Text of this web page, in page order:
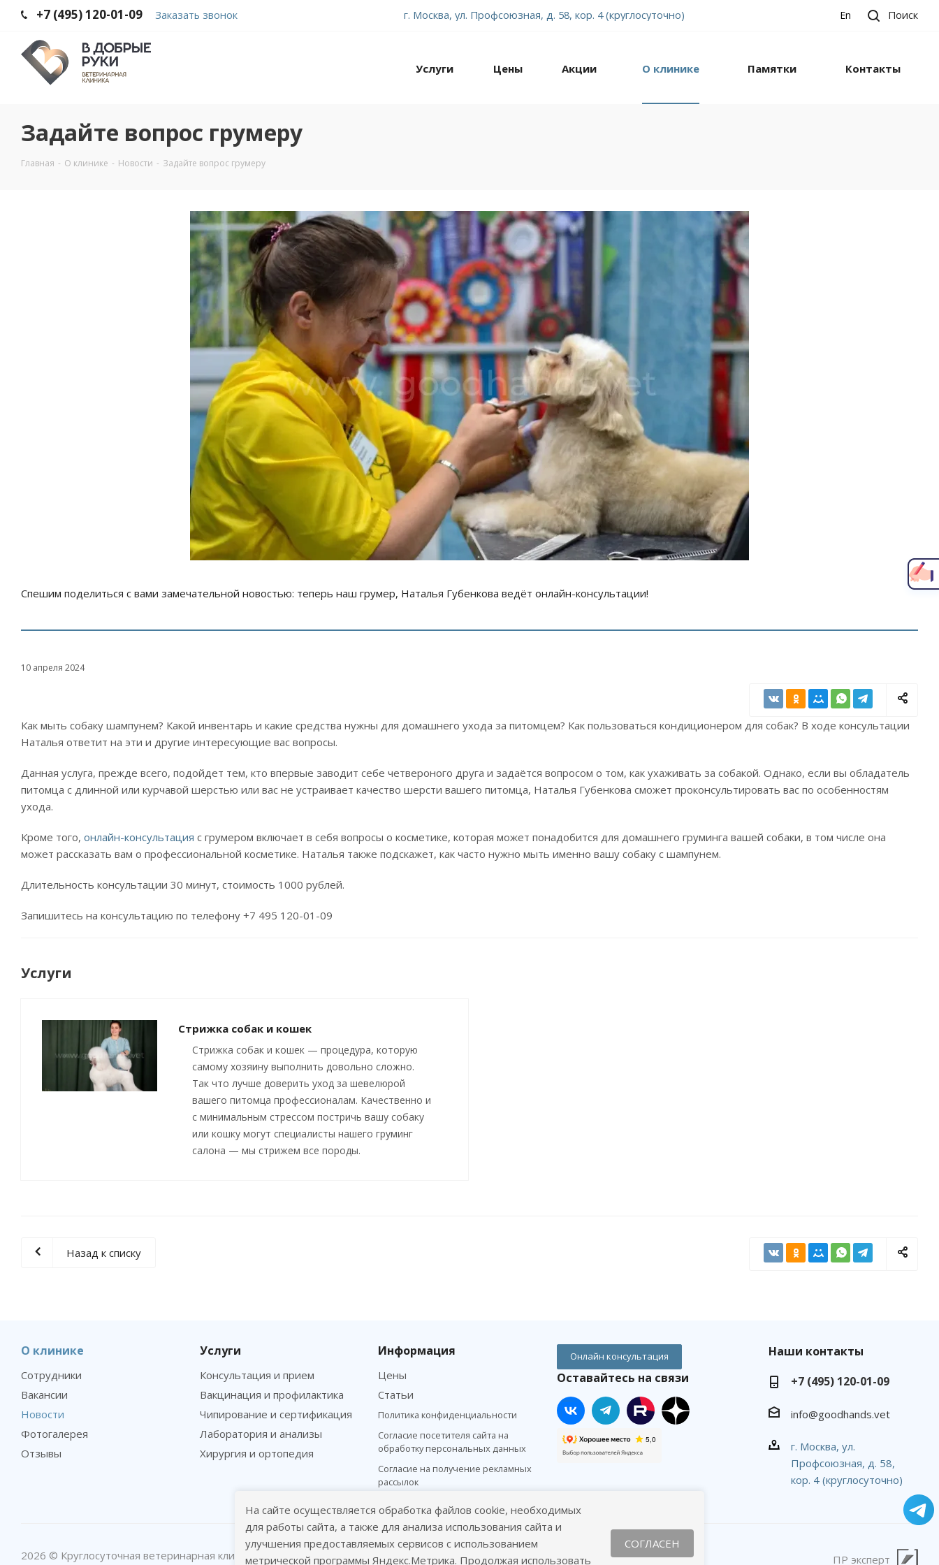
+7 (495) 120-01-09 Заказать звонок г. Москва, ул. Профсоюзная, д. 58, кор. 4 (круглосуточно) En Поиск
Услуги Цены Акции О клинике Памятки Контакты
Задайте вопрос грумеру
Главная - О клинике - Новости - Задайте вопрос грумеру
Спешим поделиться с вами замечательной новостью: теперь наш грумер, Наталья Губенкова ведёт онлайн-консультации!
10 апреля 2024
Как мыть собаку шампунем? Какой инвентарь и какие средства нужны для домашнего ухода за питомцем? Как пользоваться кондиционером для собак? В ходе консультации
Наталья ответит на эти и другие интересующие вас вопросы.
Данная услуга, прежде всего, подойдет тем, кто впервые заводит себе четвероного друга и задаётся вопросом о том, как ухаживать за собакой. Однако, если вы обладатель
питомца с длинной или курчавой шерстью или вас не устраивает качество шерсти вашего питомца, Наталья Губенкова сможет проконсультировать вас по особенностям
ухода.
Кроме того, онлайн-консультация с грумером включает в себя вопросы о косметике, которая может понадобится для домашнего груминга вашей собаки, в том числе она
может рассказать вам о профессиональной косметике. Наталья также подскажет, как часто нужно мыть именно вашу собаку с шампунем.
Длительность консультации 30 минут, стоимость 1000 рублей.
Запишитесь на консультацию по телефону +7 495 120-01-09
Услуги
Стрижка собак и кошек
Стрижка собак и кошек — процедура, которую
самому хозяину выполнить довольно сложно.
Так что лучше доверить уход за шевелюрой
вашего питомца профессионалам. Качественно и
с минимальным стрессом постричь вашу собаку
или кошку могут специалисты нашего груминг
салона — мы стрижем все породы.
Назад к списку
О клинике
Сотрудники
Вакансии
Новости
Фотогалерея
Отзывы
Услуги
Консультация и прием
Вакцинация и профилактика
Чипирование и сертификация
Лаборатория и анализы
Хирургия и ортопедия
Информация
Цены
Статьи
Политика конфиденциальности
Согласие посетителя сайта на
обработку персональных данных
Согласие на получение рекламных
рассылок
Онлайн консультация
Оставайтесь на связи
Наши контакты
+7 (495) 120-01-09
info@goodhands.vet
г. Москва, ул.
Профсоюзная, д. 58,
кор. 4 (круглосуточно)
2026 © Круглосуточная ветеринарная клиника в Москве #вДобрыеРуки ПР эксперт
Написать главному врачу
На сайте осуществляется обработка файлов cookie, необходимых
для работы сайта, а также для анализа использования сайта и
улучшения предоставляемых сервисов с использованием
метрической программы Яндекс.Метрика. Продолжая использовать
СОГЛАСЕН